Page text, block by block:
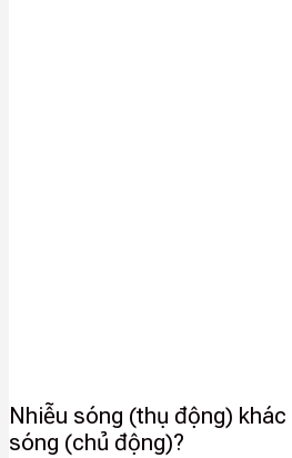
Nhiễu sóng (thụ động)
sóng (chủ động)?